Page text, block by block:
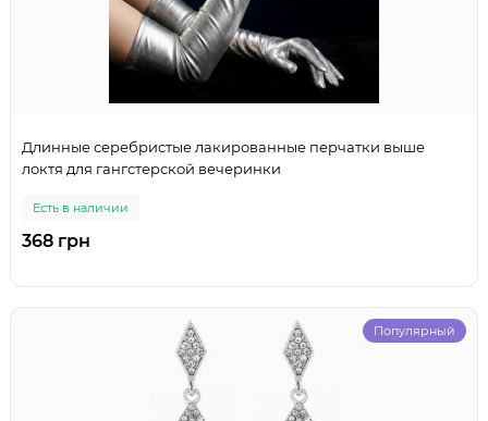
Длинные серебристые лакированные перчатки выше
локтя для гангстерской вечеринки
Есть в наличии
368 грн
Популярный